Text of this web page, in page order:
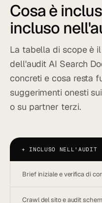
Cosa è
incluso
La tabella di scope è
dell'audit AI Search
concreti e cosa resta
suggerimenti onesti
o su partner terzi.
+ INCLUSO NELL'AUDIT
Brief iniziale e verifica di
Crawl del sito e audit